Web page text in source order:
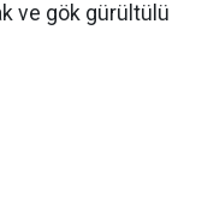
ve gök gürültülü